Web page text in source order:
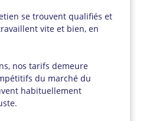
se trouvent qualifiés et
vite et bien, en
nos tarifs demeure
du marché du
habituellement